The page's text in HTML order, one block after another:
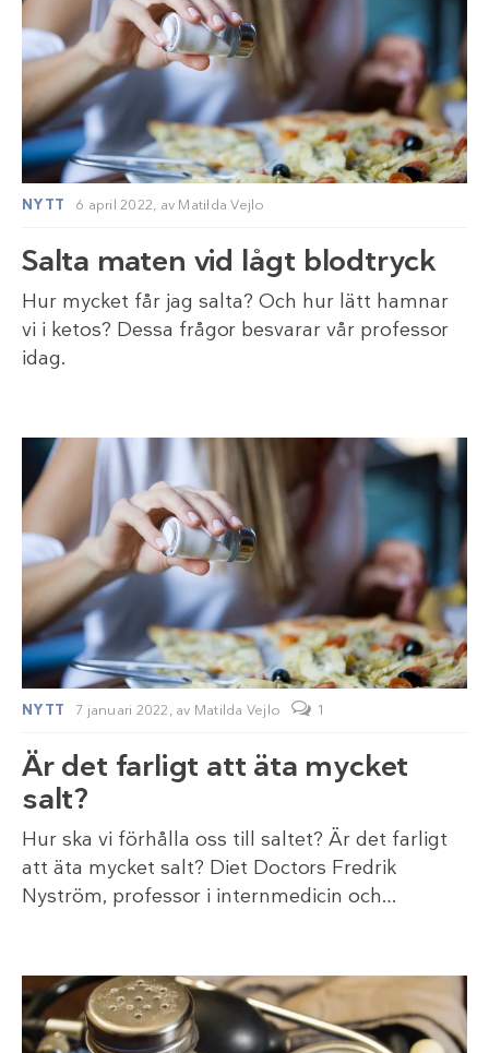
NYTT 6 april 2022, av Matilda Vejlo
Salta maten vid lågt blodtryck
Hur mycket får jag salta? Och hur lätt hamnar
vi i ketos? Dessa frågor besvarar vår professor
idag.
NYTT 7 januari 2022, av Matilda Vejlo 1
Är det farligt att äta mycket
salt?
Hur ska vi förhålla oss till saltet? Är det farligt
att äta mycket salt? Diet Doctors Fredrik
Nyström, professor i internmedicin och…